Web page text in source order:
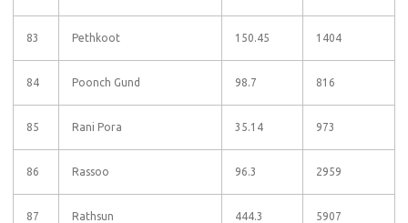
83 Pethkoot 150.45 1404
84 Poonch Gund 98.7 816
85 Rani Pora 35.14 973
86 Rassoo 96.3 2959
87 Rathsun 444.3 5907